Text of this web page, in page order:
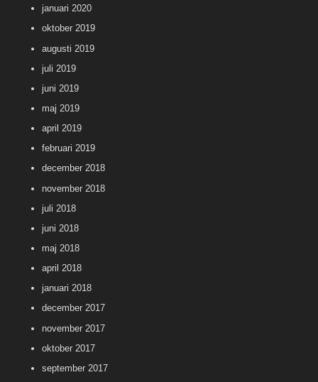
januari 2020
oktober 2019
augusti 2019
juli 2019
juni 2019
maj 2019
april 2019
februari 2019
december 2018
november 2018
juli 2018
juni 2018
maj 2018
april 2018
januari 2018
december 2017
november 2017
oktober 2017
september 2017